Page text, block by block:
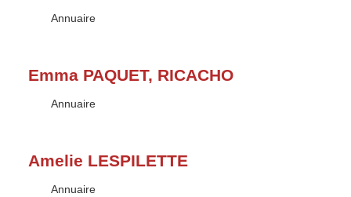
Type :
Annuaire
Emma PAQUET, RICACHO
Type :
Annuaire
Amelie LESPILETTE
Type :
Annuaire